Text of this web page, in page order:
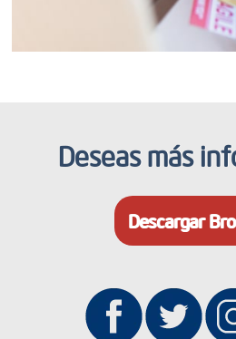
Deseas más
Descargar